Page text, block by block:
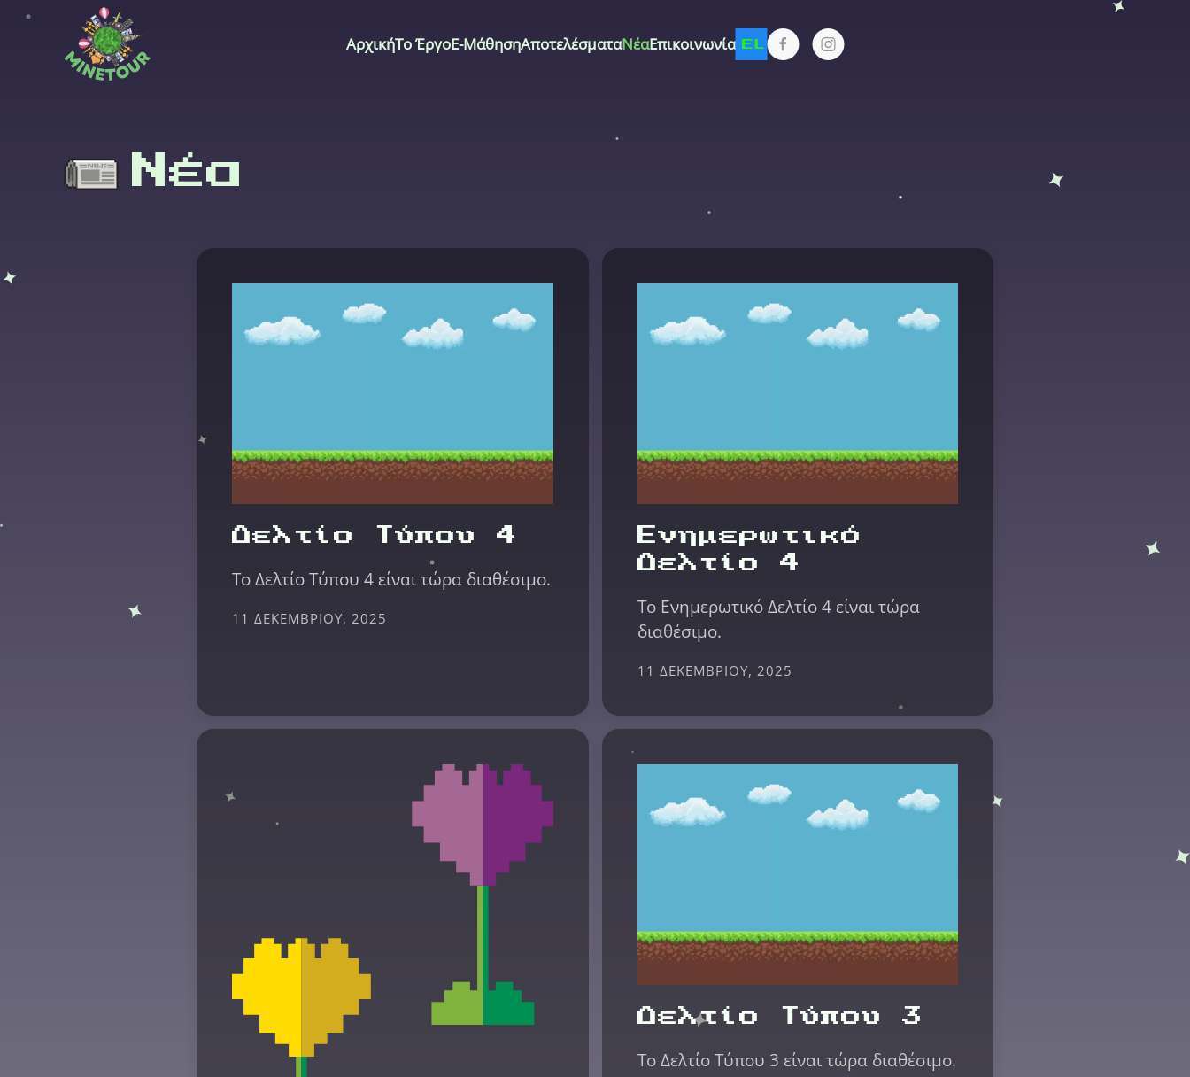
Skip to main content ΑρχικήΤο ΈργοE-ΜάθησηΑποτελέσματαΝέαΕπικοινωνία EL
Νέα
Δελτίο Τύπου 4
Το Δελτίο Τύπου 4 είναι τώρα διαθέσιμο.
11 ΔΕΚΕΜΒΡΊΟΥ, 2025
Ενημερωτικό
Δελτίο 4
Το Ενημερωτικό Δελτίο 4 είναι τώρα
διαθέσιμο.
11 ΔΕΚΕΜΒΡΊΟΥ, 2025
Δελτίο Τύπου 3
Το Δελτίο Τύπου 3 είναι τώρα διαθέσιμο.